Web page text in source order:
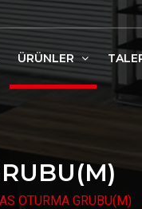
ÜRÜNLER
OTURMA GRUBU(M)